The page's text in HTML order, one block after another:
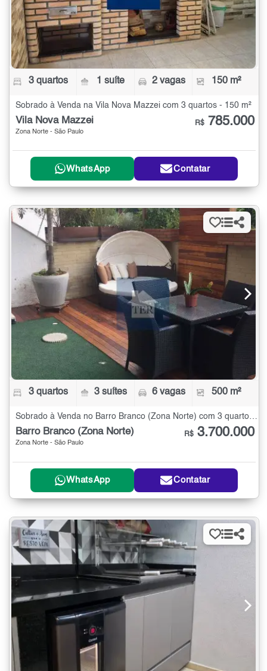
3 quartos 1 suíte 2 vagas 150 m²
Sobrado à Venda na Vila Nova Mazzei com 3 quartos - 150 m²
Vila Nova Mazzei
Zona Norte - São Paulo
R$ 785.000
WhatsApp Contatar
3 quartos 3 suítes 6 vagas 500 m²
Sobrado à Venda no Barro Branco (Zona Norte) com 3 quartos - 500 m²
Barro Branco (Zona Norte)
Zona Norte - São Paulo
R$ 3.700.000
WhatsApp Contatar